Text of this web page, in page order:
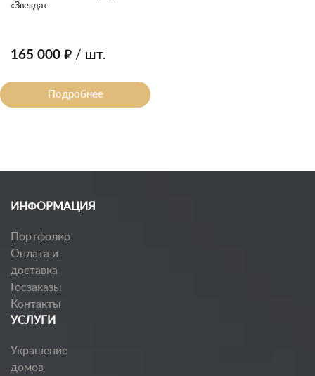
«Звезда»
165 000 ₽ / шт.
Подробнее
ИНФОРМАЦИЯ
Портфолио
Оплата и
доставка
Госзаказы
Контакты
УСЛУГИ
Украшение
домов